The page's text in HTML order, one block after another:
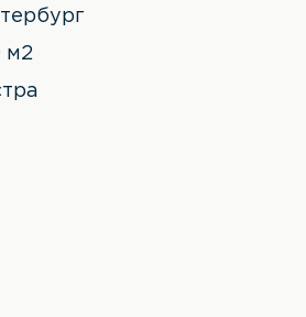
м2